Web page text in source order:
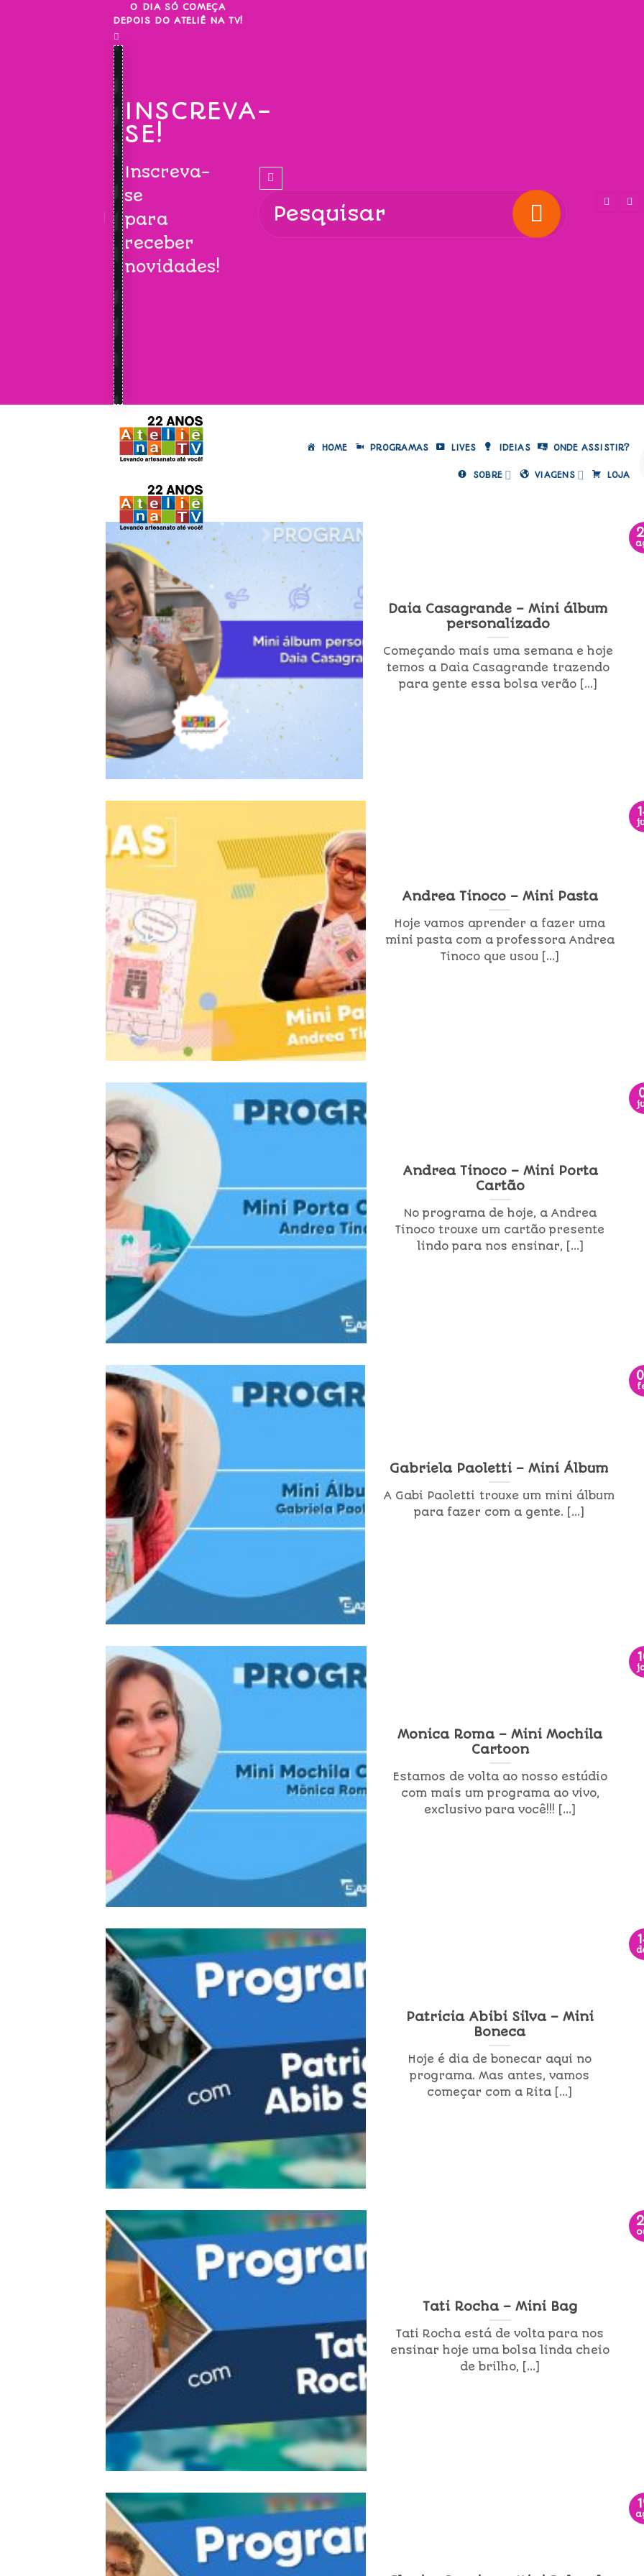
O DIA SÓ COMEÇA
DEPOIS DO ATELIÊ NA TV!
INSCREVA-
SE!
Inscreva-
se
para
receber
novidades!
HOME PROGRAMAS LIVES IDEIAS ONDE ASSISTIR?
SOBRE VIAGENS LOJA
Daia Casagrande – Mini álbum
personalizado
Começando mais uma semana e hoje
temos a Daia Casagrande trazendo
para gente essa bolsa verão [...]
Andrea Tinoco – Mini Pasta
Hoje vamos aprender a fazer uma
mini pasta com a professora Andrea
Tinoco que usou [...]
Andrea Tinoco – Mini Porta
Cartão
No programa de hoje, a Andrea
Tinoco trouxe um cartão presente
lindo para nos ensinar, [...]
Gabriela Paoletti – Mini Álbum
A Gabi Paoletti trouxe um mini álbum
para fazer com a gente. [...]
Monica Roma – Mini Mochila
Cartoon
Estamos de volta ao nosso estúdio
com mais um programa ao vivo,
exclusivo para você!!! [...]
Patricia Abibi Silva – Mini
Boneca
Hoje é dia de bonecar aqui no
programa. Mas antes, vamos
começar com a Rita [...]
Tati Rocha – Mini Bag
Tati Rocha está de volta para nos
ensinar hoje uma bolsa linda cheio
de brilho, [...]